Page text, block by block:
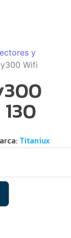
y
Wifi
Titaniux